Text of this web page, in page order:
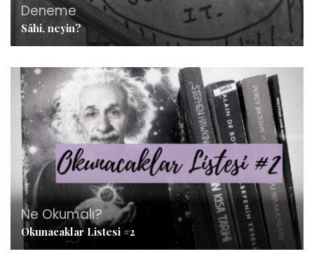
Deneme
Sâhi, neyin?
Ne Okumalı?
Okunacaklar Listesi #2